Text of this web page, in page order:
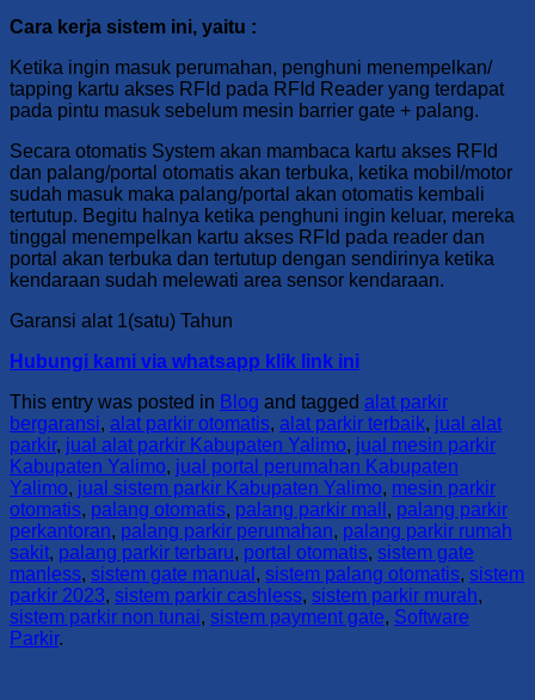
Cara kerja sistem ini, yaitu :
Ketika ingin masuk perumahan, penghuni menempelkan/
tapping kartu akses RFId pada RFId Reader yang terdapat
pada pintu masuk sebelum mesin barrier gate + palang.
Secara otomatis System akan mambaca kartu akses RFId
dan palang/portal otomatis akan terbuka, ketika mobil/motor
sudah masuk maka palang/portal akan otomatis kembali
tertutup. Begitu halnya ketika penghuni ingin keluar, mereka
tinggal menempelkan kartu akses RFId pada reader dan
portal akan terbuka dan tertutup dengan sendirinya ketika
kendaraan sudah melewati area sensor kendaraan.
Garansi alat 1(satu) Tahun
Hubungi kami via whatsapp klik link ini
This entry was posted in Blog and tagged alat parkir
bergaransi, alat parkir otomatis, alat parkir terbaik, jual alat
parkir, jual alat parkir Kabupaten Yalimo, jual mesin parkir
Kabupaten Yalimo, jual portal perumahan Kabupaten
Yalimo, jual sistem parkir Kabupaten Yalimo, mesin parkir
otomatis, palang otomatis, palang parkir mall , palang parkir
perkantoran, palang parkir perumahan, palang parkir rumah
sakit, palang parkir terbaru, portal otomatis, sistem gate
manless, sistem gate manual , sistem palang otomatis, sistem
parkir 2023, sistem parkir cashless, sistem parkir murah,
sistem parkir non tunai, sistem payment gate, Software
Parkir.